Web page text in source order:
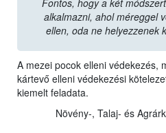
Fontos, hogy a két
alkalmazni, ahol méreggel
ellen, oda ne helyezzenek
A mezei pocok elleni védekezés,
kártevő elleni védekezési
kiemelt feladata.
Növény-, Talaj- és